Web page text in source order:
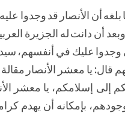
أن الأنصار قد وجدوا
أن دانت له الجزيرة
عليك في أنفسهم،
قال: يا معشر الأنصار
إلى إسلامكم، يا معشر
بإمكانه أن يهدم